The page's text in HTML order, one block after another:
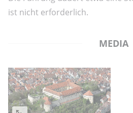
ist nicht erforderlich.
MEDIA